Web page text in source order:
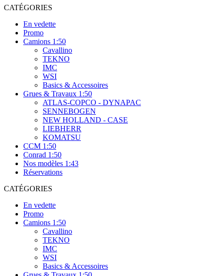
CATÉGORIES
En vedette
Promo
Camions 1:50
Cavallino
TEKNO
IMC
WSI
Basics & Accessoires
Grues & Travaux 1:50
ATLAS-COPCO - DYNAPAC
SENNEBOGEN
NEW HOLLAND - CASE
LIEBHERR
KOMATSU
CCM 1:50
Conrad 1:50
Nos modèles 1:43
Réservations
CATÉGORIES
En vedette
Promo
Camions 1:50
Cavallino
TEKNO
IMC
WSI
Basics & Accessoires